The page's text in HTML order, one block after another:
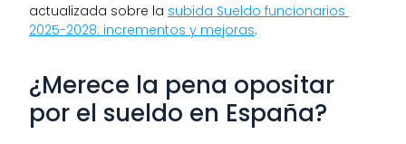
actualizada sobre la subida Sueldo funcionarios
2025-2028: incrementos y mejoras.
¿Merece la pena opositar
por el sueldo en España?